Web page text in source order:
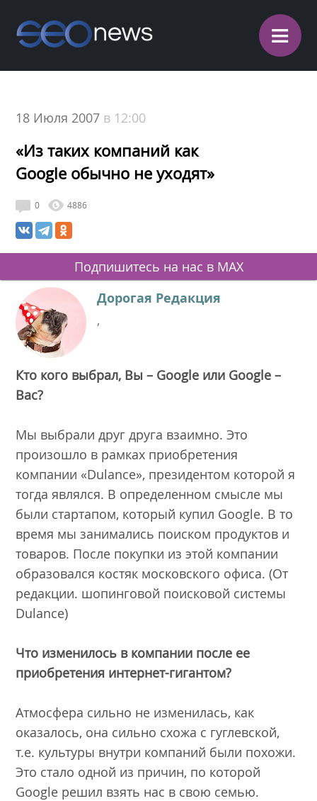
≡
18 Июля 2007 в 12:00
«Из таких компаний как
Google обычно не уходят»
0 4886
Подпишитесь на нас в MAX
Дорогая Редакция
,
Кто кого выбрал, Вы – Google или Google –
Вас?
Мы выбрали друг друга взаимно. Это
произошло в рамках приобретения
компании «Dulance», президентом которой я
тогда являлся. В определенном смысле мы
были стартапом, который купил Google. В то
время мы занимались поиском продуктов и
товаров. После покупки из этой компании
образовался костяк московского офиса. (От
редакции. шопинговой поисковой системы
Dulance)
Что изменилось в компании после ее
приобретения интернет-гигантом?
Атмосфера сильно не изменилась, как
оказалось, она сильно схожа с гуглевской,
т.е. культуры внутри компаний были похожи.
Это стало одной из причин, по которой
Google решил взять нас в свою семью.